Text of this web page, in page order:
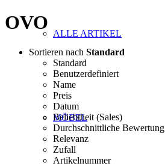
ALLE ARTIKEL
MÖBEL
OVO
Sortieren nach Standard
Standard
Benutzerdefiniert
Name
Preis
Datum
Beliebtheit (Sales)
Durchschnittliche Bewertung
Relevanz
Zufall
Artikelnummer